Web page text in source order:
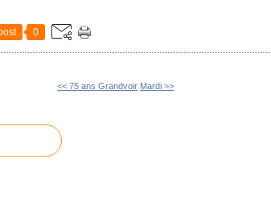
0
<< 75 ans Grandvoir Mardi >>